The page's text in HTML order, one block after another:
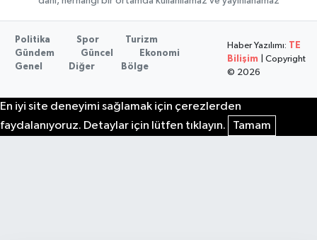
Politika Spor
Turizm
Gündem
Güncel
Ekonomi
Genel
Diğer Bölge
Haber Yazılımı:
TE
Bilişim | Copyright
© 2026
En iyi site deneyimi sağlamak için çerezlerden
faydalanıyoruz. Detaylar için lütfen tıklayın.
Tamam